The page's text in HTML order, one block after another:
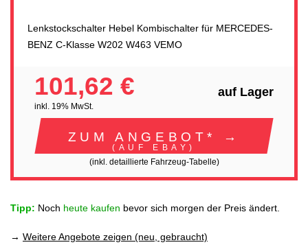
Lenkstockschalter Hebel Kombischalter für MERCEDES-
BENZ C-Klasse W202 W463 VEMO
101,62 €
inkl. 19% MwSt.
auf Lager
ZUM ANGEBOT* →
(AUF EBAY)
(inkl. detaillierte Fahrzeug-Tabelle)
Tipp: Noch heute kaufen bevor sich morgen der Preis ändert.
→ Weitere Angebote zeigen (neu, gebraucht)